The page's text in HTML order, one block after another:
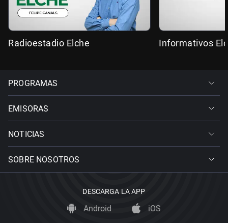
Radioestadio Elche Informativos
PROGRAMAS
EMISORAS
NOTICIAS
SOBRE NOSOTROS
DESCARGA LA APP
Android iOS